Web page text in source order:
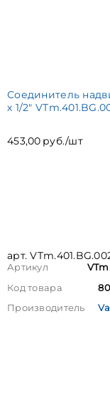
Соединитель
х 1/2"
453,00 руб./шт
арт.
Артикул
Код товара
Производитель